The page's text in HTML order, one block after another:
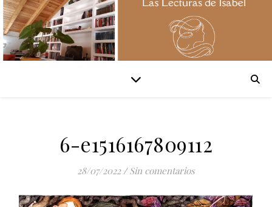
6-e1516167809112
28/07/2022 / Sin comentarios